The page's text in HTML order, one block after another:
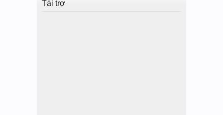
Tài trợ